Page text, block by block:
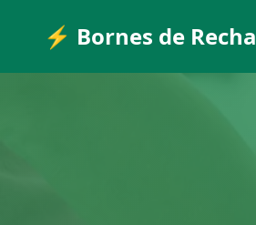
⚡ Bornes de